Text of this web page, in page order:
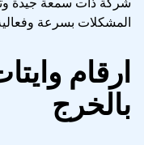
المشكلات بسرعة
ارقام
بالخرج